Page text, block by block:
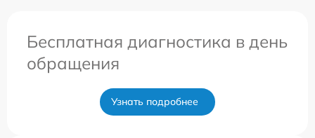
Бесплатная диагностика в день
обращения
Узнать подробнее